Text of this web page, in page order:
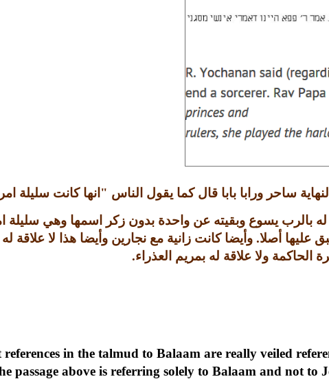
ساحر ورابا بابا قال كما يقول الناس " انها كانت سليلة
بالرب يسوع وبقيته عن واحدة بدون زكر اسمها وهي سليلة
عليها أصلا. وأيضا كانت زانية مع نجارين وأيضا هذا لا
ولا علاقة له بمريم العذراء.
in the talmud to Balaam are really veiled
passage above is referring solely to Balaam and not to